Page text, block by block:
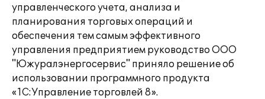
управленческого учета, анализа и
планирования торговых операций и
обеспечения тем самым эффективного
управления предприятием руководство ООО
"Южуралэнергосервис" приняло решение об
использовании программного продукта
«1С:Управление торговлей 8».